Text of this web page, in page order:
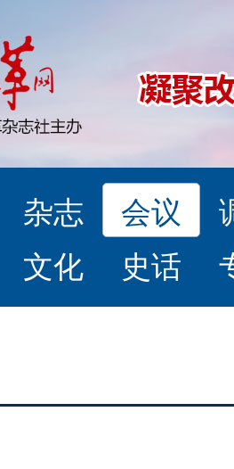
杂志 会议
文化
史话